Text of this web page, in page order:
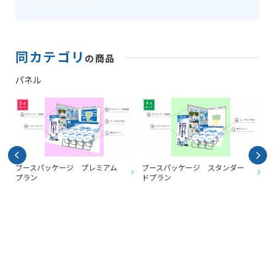
同カテゴリ の商品
パネル
ブースパッケージ プレミアム
プラン
ブースパッケージ スタンダー
ドプラン